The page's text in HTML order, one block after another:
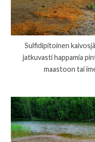
Sulfidipitoinen
jatkuvasti happamia
maastoon tai